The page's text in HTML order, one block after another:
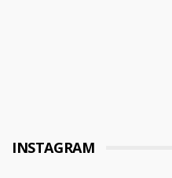
INSTAGRAM